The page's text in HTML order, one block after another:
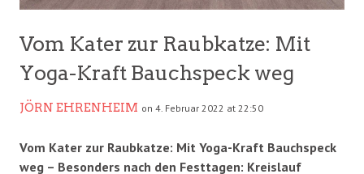
Vom Kater zur Raubkatze: Mit
Yoga-Kraft Bauchspeck weg
JÖRN EHRENHEIM on 4. Februar 2022 at 22:50
Vom Kater zur Raubkatze: Mit Yoga-Kraft Bauchspeck
weg – Besonders nach den Festtagen: Kreislauf